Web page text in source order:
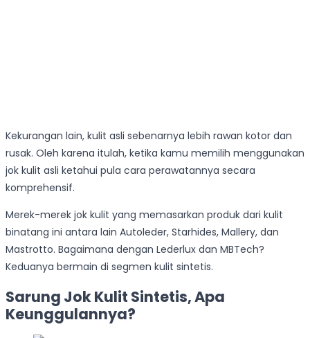
Kekurangan lain, kulit asli sebenarnya lebih rawan kotor dan
rusak. Oleh karena itulah, ketika kamu memilih menggunakan
jok kulit asli ketahui pula cara perawatannya secara
komprehensif.
Merek-merek jok kulit yang memasarkan produk dari kulit
binatang ini antara lain Autoleder, Starhides, Mallery, dan
Mastrotto. Bagaimana dengan Lederlux dan MBTech?
Keduanya bermain di segmen kulit sintetis.
Sarung Jok Kulit Sintetis, Apa
Keunggulannya?